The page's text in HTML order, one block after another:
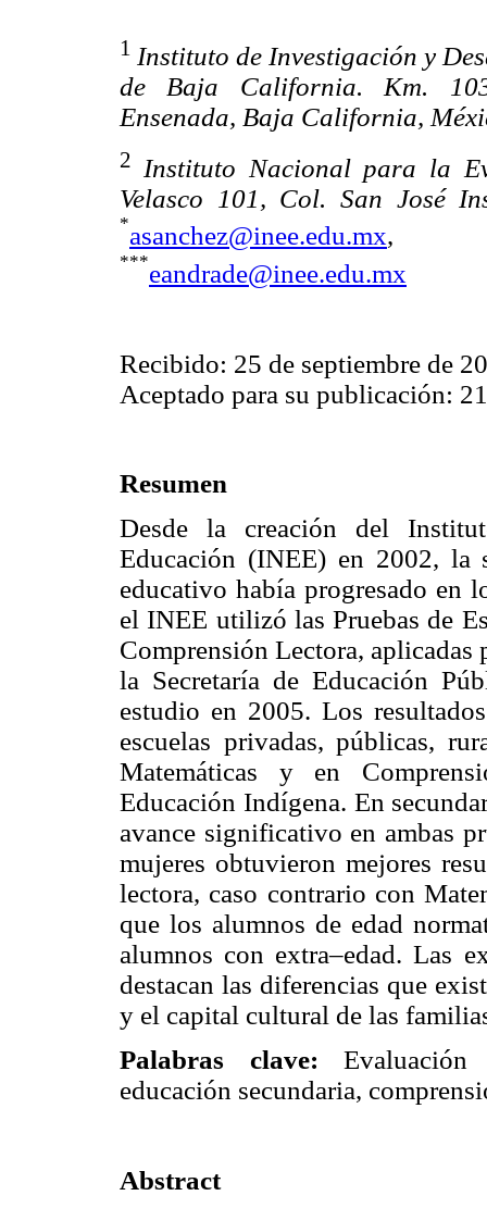
1 Instituto de Investigación y
de Baja California. Km.
Ensenada, Baja California,
2 Instituto Nacional para la
Velasco 101, Col. San José
*asanchez@inee.edu.mx
***eandrade@inee.edu.mx
Recibido: 25 de septiembre de
Aceptado para su publicación:
Resumen
Desde la creación del
Educación (INEE) en 2002, la
educativo había progresado en
el INEE utilizó las Pruebas de
Comprensión Lectora,
la Secretaría de Educación
estudio en 2005. Los
escuelas privadas, públicas,
Matemáticas y en
Educación Indígena. En
avance significativo en ambas
mujeres obtuvieron mejores
lectora, caso contrario con
que los alumnos de edad
alumnos con extra–edad. Las
destacan las diferencias que
y el capital cultural de las
Palabras clave: Evaluación
educación secundaria,
Abstract